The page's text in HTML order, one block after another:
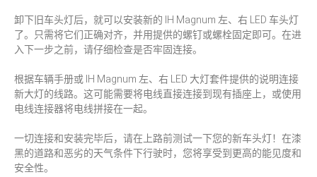
卸下旧车头灯后，就可以安装新的 IH Magnum 左、右 LED 车头灯
了。只需将它们正确对齐，并用提供的螺钉或螺栓固定即可。在进
入下一步之前，请仔细检查是否牢固连接。
根据车辆手册或 IH Magnum 左、右 LED 大灯套件提供的说明连接
新大灯的线路。这可能需要将电线直接连接到现有插座上，或使用
电线连接器将电线拼接在一起。
一切连接和安装完毕后，请在上路前测试一下您的新车头灯！在漆
黑的道路和恶劣的天气条件下行驶时，您将享受到更高的能见度和
安全性。